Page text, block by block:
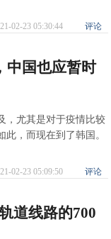
02-23 05:30:44 评论
中国也应暂时
，尤其是对于疫情比较
，而现在到了韩国。
02-23 05:09:50 评论
道线路的700